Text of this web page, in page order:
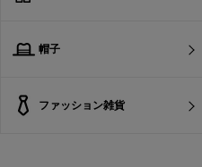
帽子
ファッション雑貨